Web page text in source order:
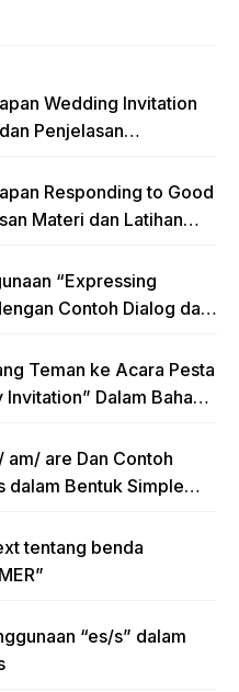
Wedding Invitation
Penjelasan
Responding to Good
Materi dan Latihan
“Expressing
Contoh Dialog dan
Teman ke Acara Pesta
Dalam Bahasa
am/ are Dan Contoh
dalam Bentuk Simple
tentang benda
“es/s” dalam